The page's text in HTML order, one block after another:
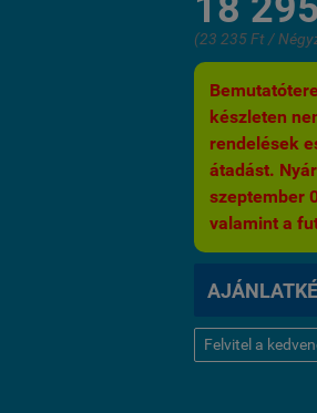
(23 235 Ft /
készleten
rendelések
átadást.
szeptember
valamint a
Felvitel a